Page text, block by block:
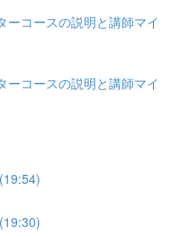
ーコースの説明と講師マイ
ーコースの説明と講師マイ